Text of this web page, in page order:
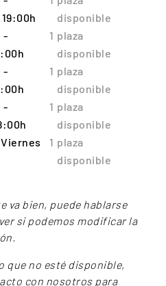
disponible
-
1 plaza
disponible
-
1 plaza
disponible
-
1 plaza
disponible
1 plaza
disponible
va bien, puede hablarse
si podemos modificar la
que no esté disponible,
con nosotros para